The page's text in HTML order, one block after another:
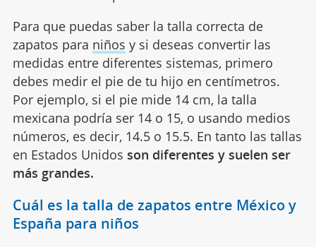
Para que puedas saber la talla correcta de
zapatos para niños y si deseas convertir las
medidas entre diferentes sistemas, primero
debes medir el pie de tu hijo en centímetros.
Por ejemplo, si el pie mide 14 cm, la talla
mexicana podría ser 14 o 15, o usando medios
números, es decir, 14.5 o 15.5. En tanto las tallas
en Estados Unidos son diferentes y suelen ser
más grandes.
Cuál es la talla de zapatos entre México y
España para niños